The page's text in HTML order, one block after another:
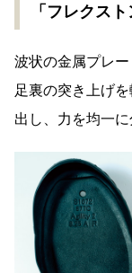
「フレクス
波状の金属プレ
足裏の突き上げ
出し、力を均一に